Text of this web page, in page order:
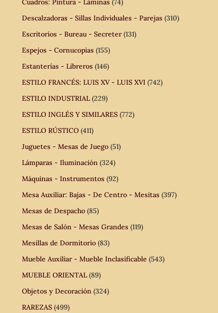
Descalzadoras - Sillas Individuales - Parejas (310)
Escritorios - Bureau - Secreter (131)
Espejos - Cornucopias (155)
Estanterías - Libreros (146)
ESTILO FRANCÉS: LUIS XV - LUIS XVI (742)
ESTILO INDUSTRIAL (229)
ESTILO INGLÉS Y SIMILARES (772)
ESTILO RÚSTICO (411)
Juguetes - Mesas de Juego (51)
Lámparas - Iluminación (324)
Máquinas - Instrumentos (92)
Mesa Auxiliar: Bajas - De Centro - Mesitas (397)
Mesas de Despacho (85)
Mesas de Salón - Mesas Grandes (119)
Mesillas de Dormitorio (83)
Mueble Auxiliar - Mueble Inclasificable (543)
MUEBLE ORIENTAL (89)
Objetos y Decoración (324)
RAREZAS (499)